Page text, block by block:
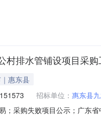
能源计量数据中心）联系方
村排水管铺设项目采
惠东县
招标单位： 惠东县
；采购失败项目公示；广东